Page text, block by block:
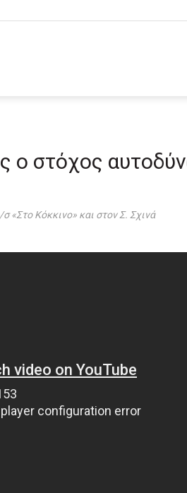
ο στόχος
«Στο Κόκκινο» και στον Σ. Σχινά